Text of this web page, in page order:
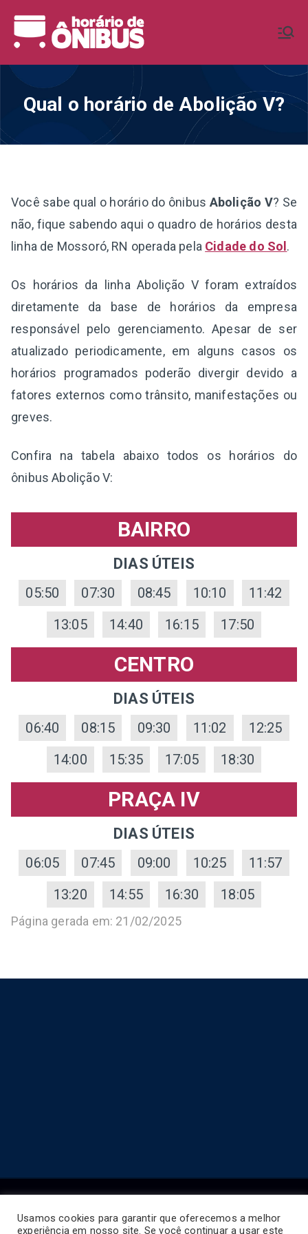
para
conteúdo
Ônibus BR
Horários de Ônibus de todo o
Qual o horário de Abolição V?
Você sabe qual o horário do ônibus Abolição V? Se
não, fique sabendo aqui o quadro de horários desta
linha de Mossoró, RN operada pela Cidade do Sol.
Os horários da linha Abolição V foram extraídos
diretamente da base de horários da empresa
responsável pelo gerenciamento. Apesar de ser
atualizado periodicamente, em alguns casos os
horários programados poderão divergir devido a
fatores externos como trânsito, manifestações ou
greves.
Confira na tabela abaixo todos os horários do
ônibus Abolição V:
BAIRRO
DIAS ÚTEIS
05:50 07:30 08:45 10:10
11:42
13:05
14:40 16:15 17:50
CENTRO
DIAS ÚTEIS
06:40 08:15 09:30 11:02
12:25
14:00
15:35 17:05 18:30
PRAÇA IV
DIAS ÚTEIS
06:05 07:45 09:00 10:25
11:57
13:20
14:55 16:30 18:05
Página gerada em: 21/02/2025
Usamos cookies para garantir que oferecemos a melhor
experiência em nosso site. Se você continuar a usar este